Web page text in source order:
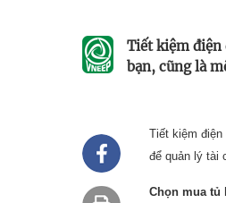
Tiết kiệm điện
bạn, cũng là
Tiết kiệm
để quản lý tài
Chọn mua tủ